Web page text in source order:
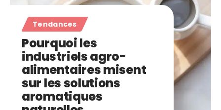
Tendances
Pourquoi les
industriels agro-
alimentaires misent
sur les solutions
aromatiques